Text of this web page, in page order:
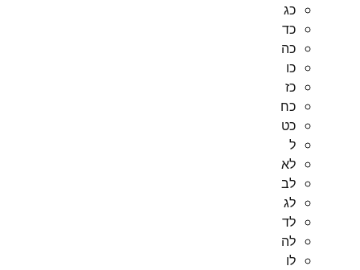
כג
כד
כה
כו
כז
כח
כט
ל
לא
לב
לג
לד
לה
לו